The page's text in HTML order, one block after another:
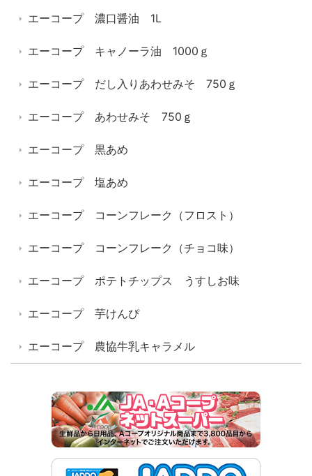
エーコープ 濃口醤油 1L
エーコープ キャノーラ油 1000ｇ
エーコープ だし入りあわせみそ 750ｇ
エーコープ あわせみそ 750ｇ
エーコープ 黒あめ
エーコープ 塩あめ
エーコープ コーンフレーク（フロスト）
エーコープ コーンフレーク（チョコ味）
エーコープ ポテトチップス うすしお味
エーコープ 芋けんぴ
エーコープ 農協牛乳キャラメル